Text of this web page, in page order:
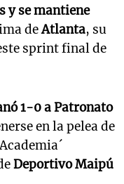
y se mantiene
deAtlanta, su
sprint final de
1-0 a Patronato
en la pelea de
Deportivo Maipú